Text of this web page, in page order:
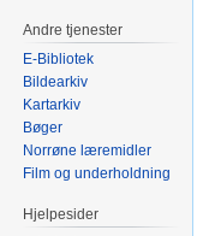
Andre tjenester
E-Bibliotek
Bildearkiv
Kartarkiv
Bøger
Norrøne læremidler
Film og underholdning
Hjelpesider